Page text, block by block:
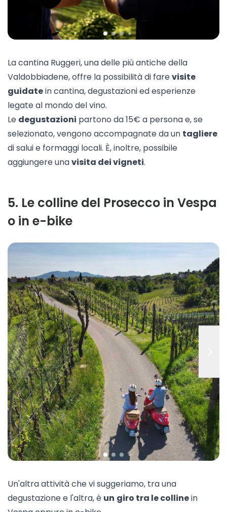
La cantina Ruggeri, una delle più antiche della
Valdobbiadene, offre la possibilità di farevisite
guidatein cantina, degustazioni ed esperienze
legate al mondo del vino.
Le degustazioni partono da 15€ a persona e, se
selezionato, vengono accompagnate da un tagliere
di salui e formaggi locali. È, inoltre, possibile
aggiungere unavisita dei vigneti.
5. Le colline del Prosecco in Vespa
o in e-bike
Un'altra attività che vi suggeriamo, tra una
degustazione e l'altra, è un giro tra le collinein